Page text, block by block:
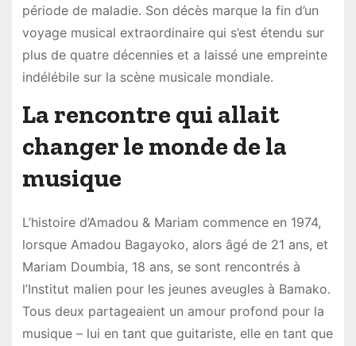
période de maladie. Son décès marque la fin d’un
voyage musical extraordinaire qui s’est étendu sur
plus de quatre décennies et a laissé une empreinte
indélébile sur la scène musicale mondiale.
La rencontre qui allait
changer le monde de la
musique
L’histoire d’Amadou & Mariam commence en 1974,
lorsque Amadou Bagayoko, alors âgé de 21 ans, et
Mariam Doumbia, 18 ans, se sont rencontrés à
l’Institut malien pour les jeunes aveugles à Bamako.
Tous deux partageaient un amour profond pour la
musique – lui en tant que guitariste, elle en tant que